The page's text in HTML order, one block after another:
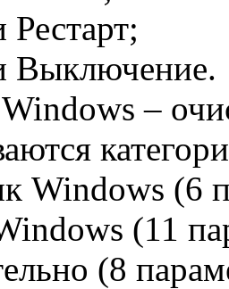
Выключение.
–
Windows (6
(11
(8